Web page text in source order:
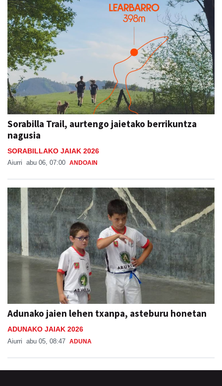
Sorabilla Trail, aurtengo jaietako berrikuntza
nagusia
SORABILLAKO JAIAK 2026
Aiurri abu 06, 07:00 ANDOAIN
Adunako jaien lehen txanpa, asteburu honetan
ADUNAKO JAIAK 2026
Aiurri abu 05, 08:47 ADUNA